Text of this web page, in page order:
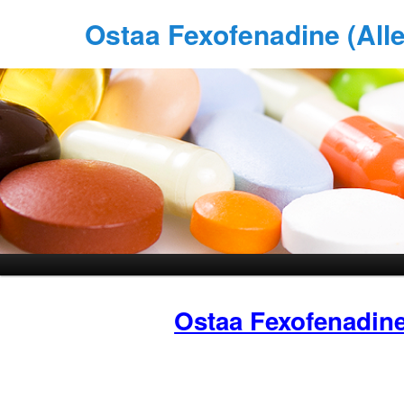
Ostaa Fexofenadine
Ostaa